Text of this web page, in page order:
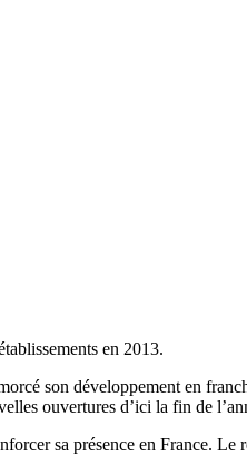
en 2013.
son développement en
ouvertures d’ici la fin de
sa présence en France. Le